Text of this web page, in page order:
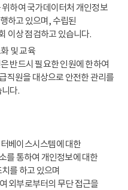
하여 국가데이터처 개인정보
하고 있으며, 수립된
이상 점검하고 있습니다.
및 교육
반드시 필요한 인원에 한하여
직원을 대상으로 안전한 관리를
다.
베이스시스템에 대한
를 통하여 개인정보에 대한
를 하고 있으며
외부로부터의 무단 접근을